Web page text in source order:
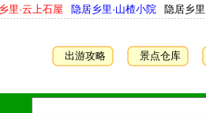
里·云上石屋 隐居乡里·山楂小院 隐居乡
出游攻略 景点仓库